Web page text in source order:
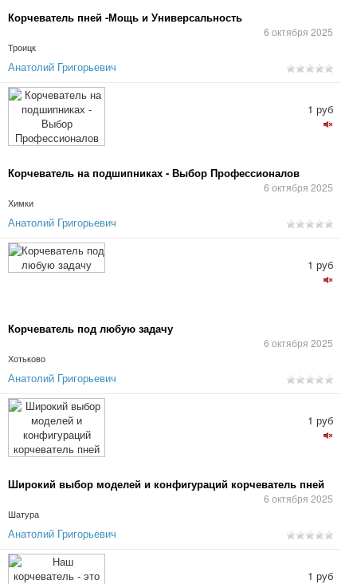
Корчеватель пней -Мощь и Универсальность
6 октября 2025
Троицк
Анатолий Григорьевич
Корчеватель на подшипниках - Выбор Профессионалов
6 октября 2025
Химки
1 руб
Анатолий Григорьевич
Корчеватель под любую задачу
6 октября 2025
Хотьково
1 руб
Анатолий Григорьевич
Широкий выбор моделей и конфигураций корчеватель пней
6 октября 2025
Шатура
1 руб
Анатолий Григорьевич
1 руб